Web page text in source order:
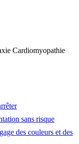
Cardiomyopathie
sans risque
des couleurs et des